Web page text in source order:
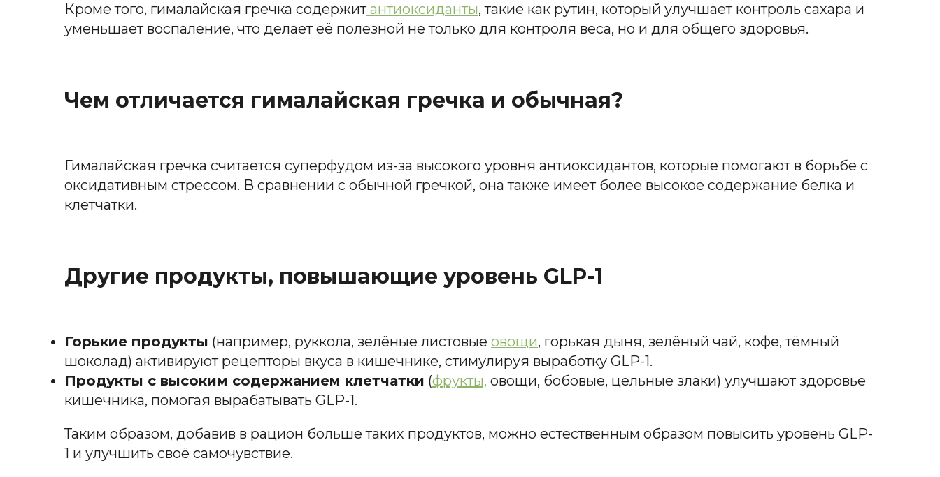
Кроме того, гималайская гречка содержитантиоксиданты, такие как рутин, который улучшает контроль сахара и
уменьшает воспаление, что делает её полезной не только для контроля веса, но и для общего здоровья.
Чем отличается гималайская гречка и обычная?
Гималайская гречка считается суперфудом из-за высокого уровня антиоксидантов, которые помогают в борьбе с
оксидативным стрессом. В сравнении с обычной гречкой, она также имеет более высокое содержание белка и
клетчатки.
Другие продукты, повышающие уровень GLP-1
Горькие продукты (например, руккола, зелёные листовые овощи, горькая дыня, зелёный чай, кофе, тёмный
шоколад) активируют рецепторы вкуса в кишечнике, стимулируя выработку GLP-1.
Продукты с высоким содержанием клетчатки (фрукты, овощи, бобовые, цельные злаки) улучшают здоровье
кишечника, помогая вырабатывать GLP-1.
Таким образом, добавив в рацион больше таких продуктов, можно естественным образом повысить уровень GLP-
1 и улучшить своё самочувствие.